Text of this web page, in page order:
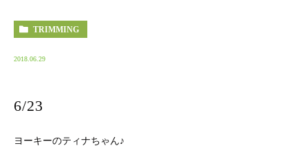
TRIMMING
2018.06.29
6/23
ヨーキーのティナちゃん♪